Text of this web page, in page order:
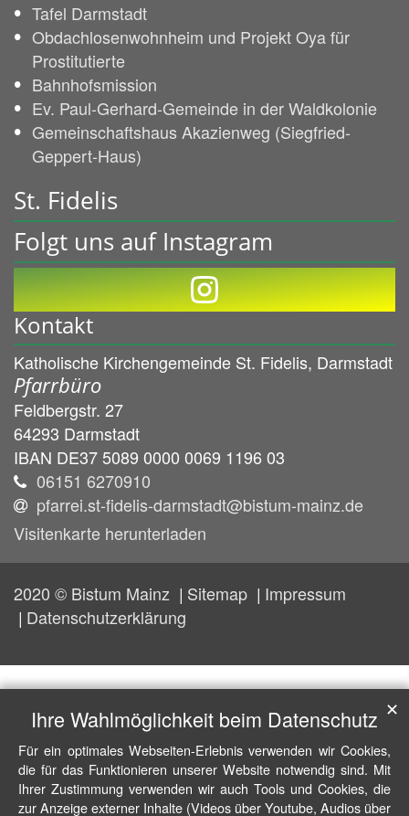
Tafel Darmstadt
Obdachlosenwohnheim und Projekt Oya für
Prostitutierte
Bahnhofsmission
Ev. Paul-Gerhard-Gemeinde in der Waldkolonie
Gemeinschaftshaus Akazienweg (Siegfried-
Geppert-Haus)
St. Fidelis
Folgt uns auf Instagram
Kontakt
Katholische Kirchengemeinde St. Fidelis, Darmstadt
Pfarrbüro
Feldbergstr. 27
64293 Darmstadt
IBAN DE37 5089 0000 0069 1196 03
06151 6270910
pfarrei.st-fidelis-darmstadt@bistum-mainz.de
Visitenkarte herunterladen
2020 © Bistum Mainz Sitemap
Impressum
Datenschutzerklärung
Ihre Wahlmöglichkeit beim Datenschutz
Für ein optimales Webseiten-Erlebnis verwenden wir Cookies,
die für das Funktionieren unserer Website notwendig sind. Mit
Ihrer Zustimmung verwenden wir auch Tools und Cookies, die
zur Anzeige externer Inhalte (Videos über Youtube, Audios über
✕